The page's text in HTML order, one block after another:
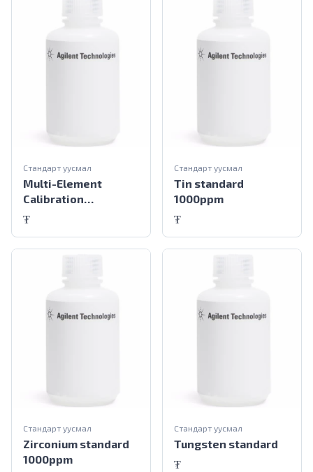
Multi-Element
Calibration
Standard-1 10 µg/mL
Стандарт уусмал
₮
Tin standard
1000ppm
Стандарт уусмал
₮
Zirconium standard
1000ppm
Стандарт уусмал
Tungsten standard
Стандарт уусмал
₮